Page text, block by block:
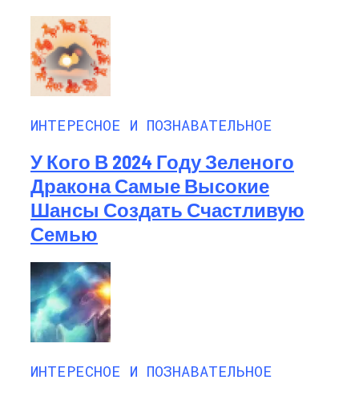
ИНТЕРЕСНОЕ И ПОЗНАВАТЕЛЬНОЕ
У Кого В 2024 Году Зеленого
Дракона Самые Высокие
Шансы Создать Счастливую
Семью
ИНТЕРЕСНОЕ И ПОЗНАВАТЕЛЬНОЕ